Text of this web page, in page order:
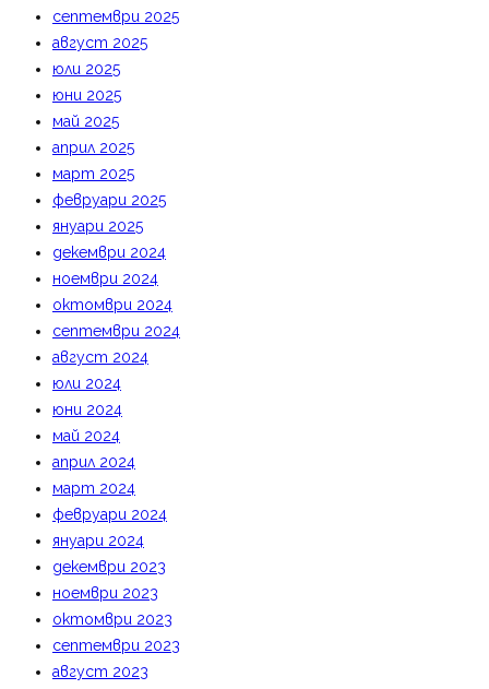
септември 2025
август 2025
юли 2025
юни 2025
май 2025
април 2025
март 2025
февруари 2025
януари 2025
декември 2024
ноември 2024
октомври 2024
септември 2024
август 2024
юли 2024
юни 2024
май 2024
април 2024
март 2024
февруари 2024
януари 2024
декември 2023
ноември 2023
октомври 2023
септември 2023
август 2023